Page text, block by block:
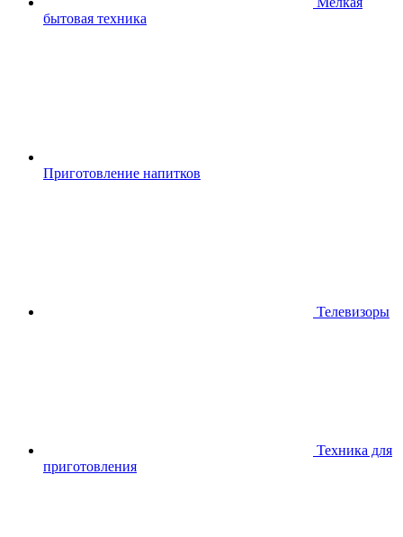
бытовая техника
Приготовление напитков
Телевизоры
Техника для
приготовления